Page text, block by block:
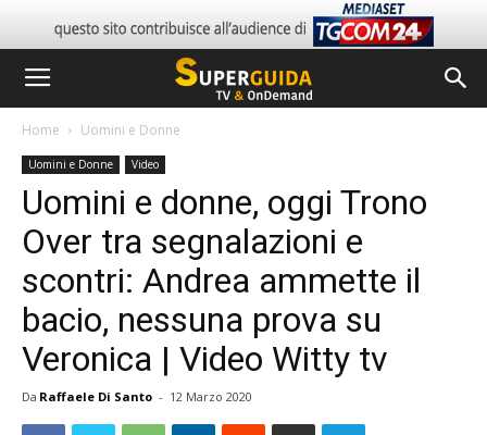
Home Uomini e Donne
Uomini e Donne Video
Uomini e donne, oggi Trono
Over tra segnalazioni e
scontri: Andrea ammette il
bacio, nessuna prova su
Veronica | Video Witty tv
Da Raffaele Di Santo - 12 Marzo 2020